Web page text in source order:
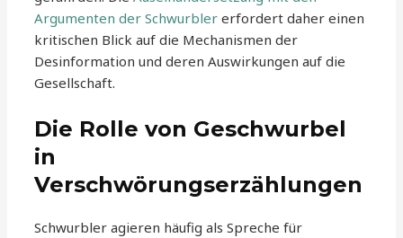
Argumenten der Schwurbler erfordert daher einen
kritischen Blick auf die Mechanismen der
Desinformation und deren Auswirkungen auf die
Gesellschaft.
Die Rolle von Geschwurbel
in
Verschwörungserzählungen
Schwurbler agieren häufig als Spreche für